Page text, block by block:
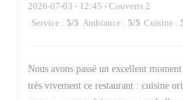
2026-07-03 - 12:45 - Couverts 2
Service : 5/5 Ambiance : 5/5 Cuisine :
Nous avons passé un excellent
très vivement ce restaurant : cuisine